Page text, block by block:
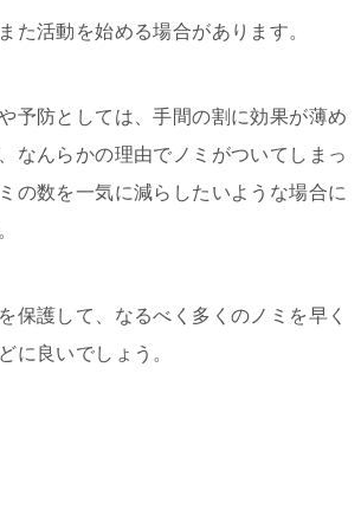
た活動を始める場合があります。
予防としては、手間の割に効果が薄め
なんらかの理由でノミがついてしまっ
の数を一気に減らしたいような場合に
保護して、なるべく多くのノミを早く
に良いでしょう。